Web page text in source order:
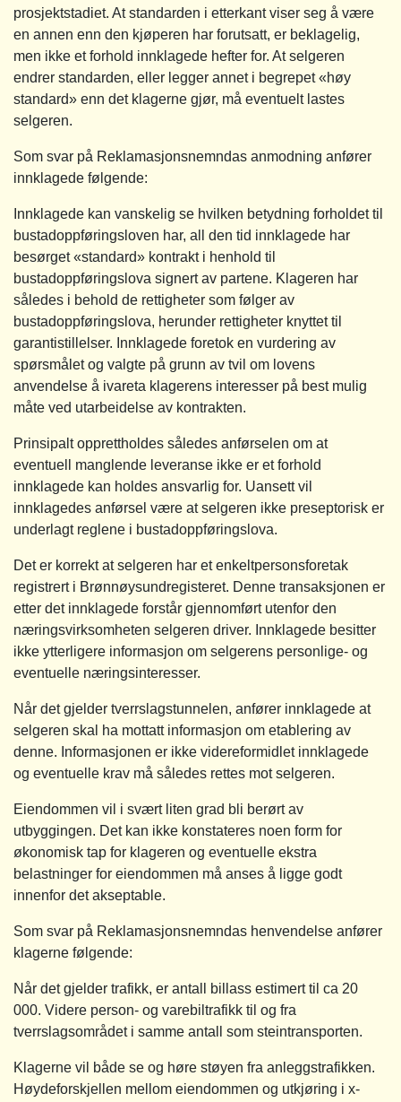
prosjektstadiet. At standarden i etterkant viser seg å være
en annen enn den kjøperen har forutsatt, er beklagelig,
men ikke et forhold innklagede hefter for. At selgeren
endrer standarden, eller legger annet i begrepet «høy
standard» enn det klagerne gjør, må eventuelt lastes
selgeren.
Som svar på Reklamasjonsnemndas anmodning anfører
innklagede følgende:
Innklagede kan vanskelig se hvilken betydning forholdet til
bustadoppføringsloven har, all den tid innklagede har
besørget «standard» kontrakt i henhold til
bustadoppføringslova signert av partene. Klageren har
således i behold de rettigheter som følger av
bustadoppføringslova, herunder rettigheter knyttet til
garantistillelser. Innklagede foretok en vurdering av
spørsmålet og valgte på grunn av tvil om lovens
anvendelse å ivareta klagerens interesser på best mulig
måte ved utarbeidelse av kontrakten.
Prinsipalt opprettholdes således anførselen om at
eventuell manglende leveranse ikke er et forhold
innklagede kan holdes ansvarlig for. Uansett vil
innklagedes anførsel være at selgeren ikke preseptorisk er
underlagt reglene i bustadoppføringslova.
Det er korrekt at selgeren har et enkeltpersonsforetak
registrert i Brønnøysundregisteret. Denne transaksjonen er
etter det innklagede forstår gjennomført utenfor den
næringsvirksomheten selgeren driver. Innklagede besitter
ikke ytterligere informasjon om selgerens personlige- og
eventuelle næringsinteresser.
Når det gjelder tverrslagstunnelen, anfører innklagede at
selgeren skal ha mottatt informasjon om etablering av
denne. Informasjonen er ikke videreformidlet innklagede
og eventuelle krav må således rettes mot selgeren.
Eiendommen vil i svært liten grad bli berørt av
utbyggingen. Det kan ikke konstateres noen form for
økonomisk tap for klageren og eventuelle ekstra
belastninger for eiendommen må anses å ligge godt
innenfor det akseptable.
Som svar på Reklamasjonsnemndas henvendelse anfører
klagerne følgende:
Når det gjelder trafikk, er antall billass estimert til ca 20
000. Videre person- og varebiltrafikk til og fra
tverrslagsområdet i samme antall som steintransporten.
Klagerne vil både se og høre støyen fra anleggstrafikken.
Høydeforskjellen mellom eiendommen og utkjøring i x-